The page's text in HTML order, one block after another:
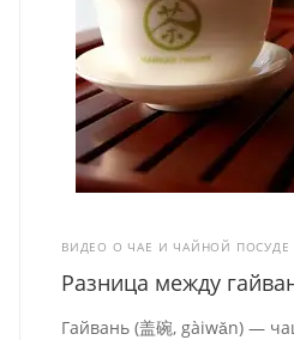
ВИДЕО О ЧАЕ И ЧАЙНОЙ ПОСУДЕ
Разница между
Гайвань (盖碗, gàiwǎn) —